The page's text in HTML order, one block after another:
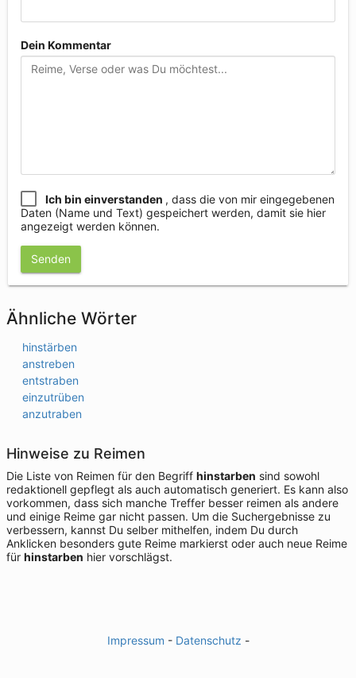
Dein Kommentar
Ich bin einverstanden , dass die von mir eingegebenen
Daten (Name und Text) gespeichert werden, damit sie hier
angezeigt werden können.
Senden
Ähnliche Wörter
hinstärben
anstreben
entstraben
einzutrüben
anzutraben
Hinweise zu Reimen
Die Liste von Reimen für den Begriff hinstarben sind sowohl
redaktionell gepflegt als auch automatisch generiert. Es kann also
vorkommen, dass sich manche Treffer besser reimen als andere
und einige Reime gar nicht passen. Um die Suchergebnisse zu
verbessern, kannst Du selber mithelfen, indem Du durch
Anklicken besonders gute Reime markierst oder auch neue Reime
für hinstarben hier vorschlägst.
Impressum - Datenschutz -